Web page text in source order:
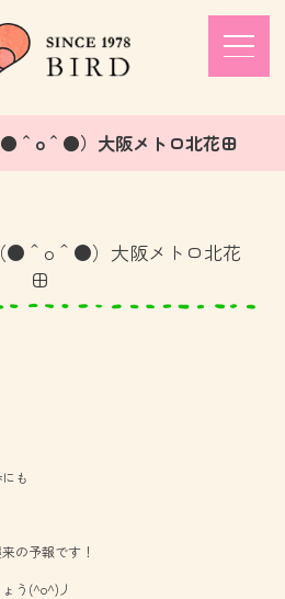
＾o＾●）大阪メトロ北花田
＾o＾●）大阪メトロ北花
田
も
の予報です！
う(^o^)丿